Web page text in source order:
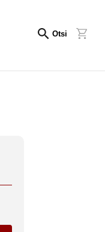
Otsi